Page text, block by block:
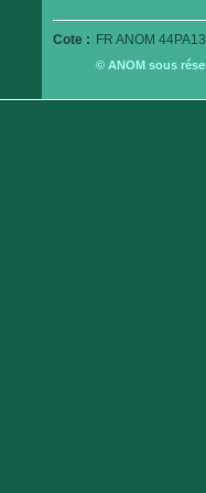
Cote : FR ANOM
© ANOM sous